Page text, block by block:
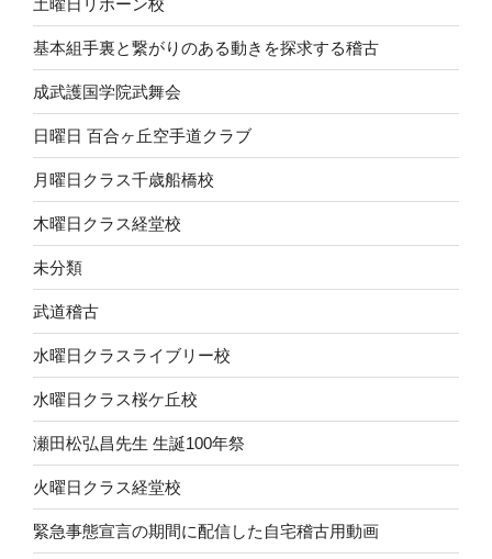
土曜日リボーン校
基本組手裏と繋がりのある動きを探求する稽古
成武護国学院武舞会
日曜日 百合ヶ丘空手道クラブ
月曜日クラス千歳船橋校
木曜日クラス経堂校
未分類
武道稽古
水曜日クラスライブリー校
水曜日クラス桜ケ丘校
瀬田松弘昌先生 生誕100年祭
火曜日クラス経堂校
緊急事態宣言の期間に配信した自宅稽古用動画